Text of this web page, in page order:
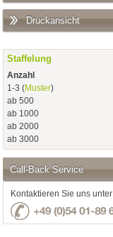
Druckansicht
Staffelung
Anzahl
1-3 (Muster)
ab 500
ab 1000
ab 2000
ab 3000
Call-Back Service
Kontaktieren Sie uns unter